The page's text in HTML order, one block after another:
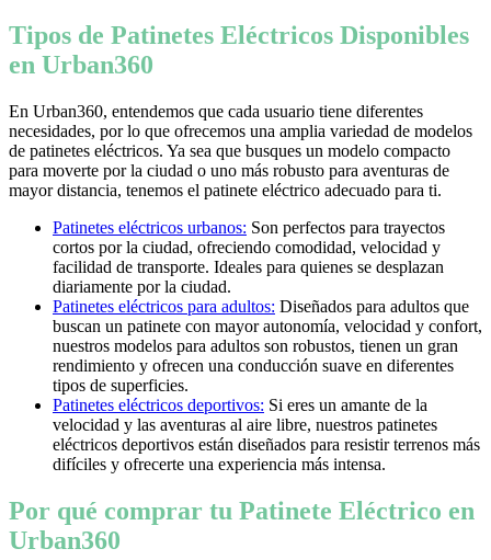
Tipos de Patinetes Eléctricos Disponibles
en Urban360
En Urban360, entendemos que cada usuario tiene diferentes
necesidades, por lo que ofrecemos una amplia variedad de modelos
de patinetes eléctricos. Ya sea que busques un modelo compacto
para moverte por la ciudad o uno más robusto para aventuras de
mayor distancia, tenemos el patinete eléctrico adecuado para ti.
Patinetes eléctricos urbanos: Son perfectos para trayectos
cortos por la ciudad, ofreciendo comodidad, velocidad y
facilidad de transporte. Ideales para quienes se desplazan
diariamente por la ciudad.
Patinetes eléctricos para adultos: Diseñados para adultos que
buscan un patinete con mayor autonomía, velocidad y confort,
nuestros modelos para adultos son robustos, tienen un gran
rendimiento y ofrecen una conducción suave en diferentes
tipos de superficies.
Patinetes eléctricos deportivos: Si eres un amante de la
velocidad y las aventuras al aire libre, nuestros patinetes
eléctricos deportivos están diseñados para resistir terrenos más
difíciles y ofrecerte una experiencia más intensa.
Por qué comprar tu Patinete Eléctrico en
Urban360